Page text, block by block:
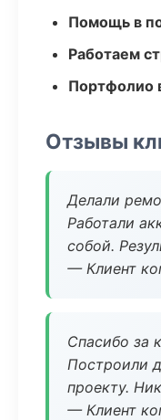
Помощь в
Работаем
Портфолио
Отзывы
Делали
Работали
собой.
— Клиент
Спасибо за
Построили
проекту.
— Клиент